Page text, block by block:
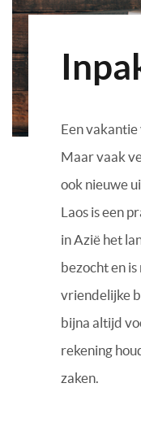
Een
Maar vaak
ook nieuwe
Laos is een
in Azië het
bezocht en
vriendelijke
bijna altijd
rekening
zaken.